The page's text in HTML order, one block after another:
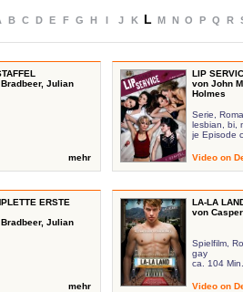
B C D E F G H I J K L M N O P Q R
Julian
mehr
LIP
von John
Holmes
Serie,
lesbian, bi,
je Episode
Video on
ERSTE
Julian
mehr
LA-LA
von
Spielfilm,
gay
ca. 104 Min.
Video on